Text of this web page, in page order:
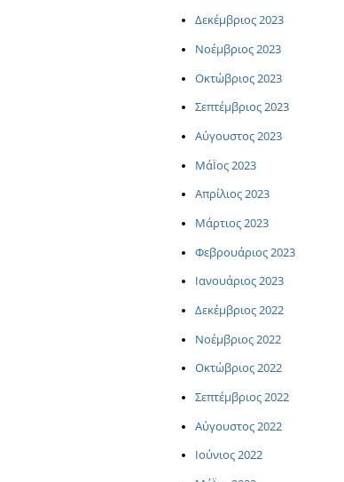
Δεκέμβριος 2023
Νοέμβριος 2023
Οκτώβριος 2023
Σεπτέμβριος 2023
Αύγουστος 2023
ΜάΪος 2023
Απρίλιος 2023
Μάρτιος 2023
Φεβρουάριος 2023
Ιανουάριος 2023
Δεκέμβριος 2022
Νοέμβριος 2022
Οκτώβριος 2022
Σεπτέμβριος 2022
Αύγουστος 2022
Ιούνιος 2022